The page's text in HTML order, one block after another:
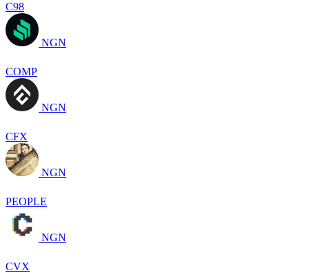
C98
NGN
COMP
NGN
CFX
NGN
PEOPLE
NGN
CVX